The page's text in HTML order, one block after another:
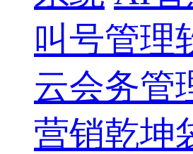
叫号管理
云会务管
营销乾坤